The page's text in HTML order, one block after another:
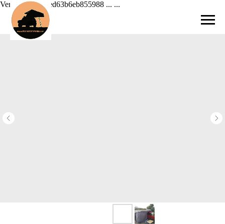
Verification: 42ed63b6eb855988 ... ...